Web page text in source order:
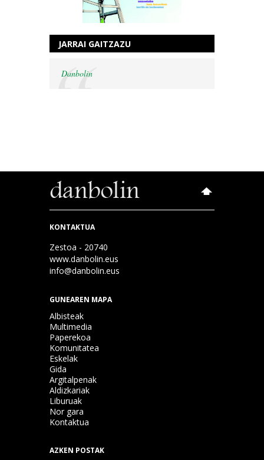
JARRAI GAITZAZU
Danbolin
KONTAKTUA
Zestoa - 20740
www.danbolin.eus
info@danbolin.eus
GUNEAREN MAPA
Albisteak
Multimedia
Paperekoa
Komunitatea
Eskelak
Gida
Argitalpenak
Aldizkariak
Liburuak
Nor gara
Kontaktua
AZKEN POSTAK